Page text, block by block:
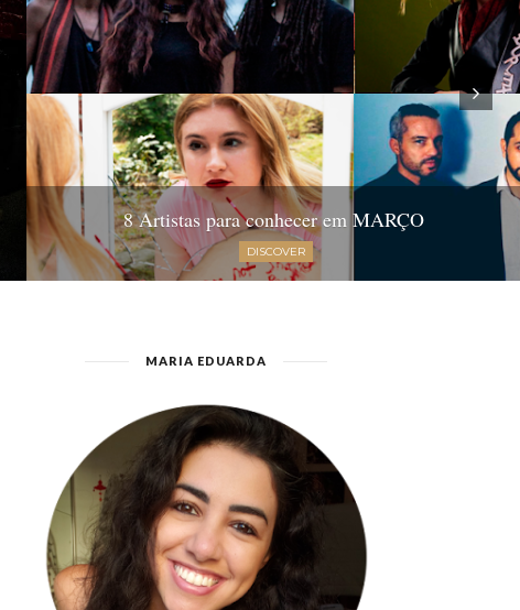
8 Artistas para conhecer em MARÇO
DISCOVER
MARIA EDUARDA